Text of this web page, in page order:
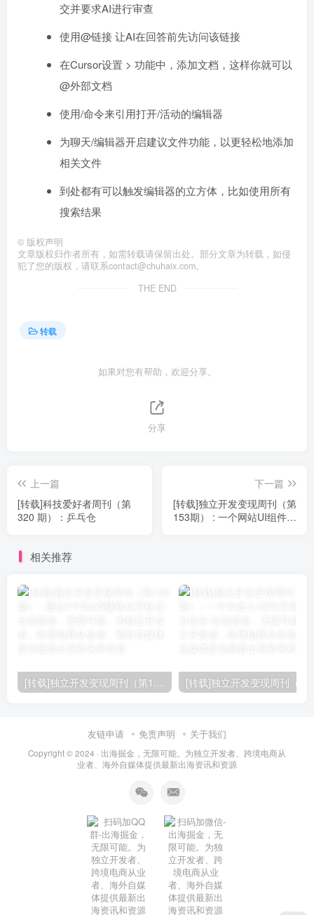
交并要求AI进行审查
使用@链接 让AI在回答前先访问该链接
在Cursor设置 > 功能中，添加文档，这样你就可以
@外部文档
使用/命令来引用打开/活动的编辑器
为聊天/编辑器开启建议文件功能，以更轻松地添加
相关文件
到处都有可以触发编辑器的立方体，比如使用所有
搜索结果
© 版权声明
文章版权归作者所有，如需转载请保留出处。部分文章为转载，如侵
犯了您的版权，请联系contact@chuhaix.com。
THE END
转载
如果对您有帮助，欢迎分享。
分享
上一篇
[转载]科技爱好者周刊（第
320 期）：乒乓仓
下一篇
[转载]独立开发变现周刊（第
153期） : 一个网站UI组件库
相关推荐
友链申请 免责声明 关于我们
Copyright © 2024 · 出海掘金，无限可能。为独立开发者、跨境电商从
业者、海外自媒体提供最新出海资讯和资源